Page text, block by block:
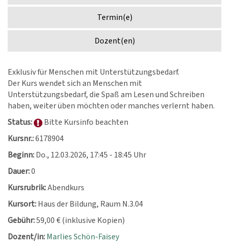
Termin(e)
Dozent(en)
Exklusiv für Menschen mit Unterstützungsbedarf.
Der Kurs wendet sich an Menschen mit
Unterstützungsbedarf, die Spaß am Lesen und Schreiben
haben, weiter üben möchten oder manches verlernt haben.
Status:
Bitte Kursinfo beachten
Kursnr.:6178904
Beginn:Do., 12.03.2026, 17:45 - 18:45 Uhr
Dauer:0
Kursrubrik:Abendkurs
Kursort:Haus der Bildung, Raum N.3.04
Gebühr:59,00 € (inklusive Kopien)
Dozent/in:Marlies Schön-Faisey